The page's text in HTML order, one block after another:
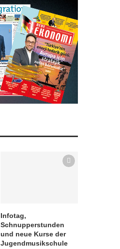
Infotag,
Schnupperstunden
und neue Kurse der
Jugendmusikschule